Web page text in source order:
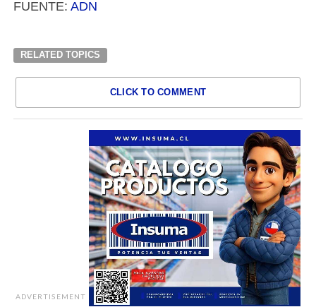
FUENTE: ADN
RELATED TOPICS
CLICK TO COMMENT
ADVERTISEMENT